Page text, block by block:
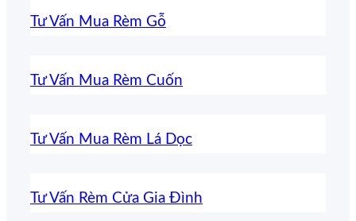
Tư Vấn Mua Rèm Gỗ
Tư Vấn Mua Rèm Cuốn
Tư Vấn Mua Rèm Lá Dọc
Tư Vấn Rèm Cửa Gia Đình